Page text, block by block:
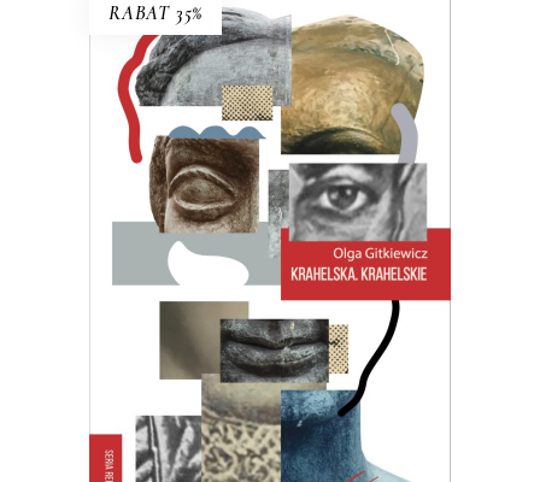
RABAT 35%
KRAHELSKA. KRAHELSKIE
Halina, Wanda, Krystyna. Trzy kobiety,
jedno nazwisko. Legendarna
inspektorka pracy, zamachowczyni z
dobrego domu, warszawska Syrenka.
Często je mylono, jeden życiorys
rozpisywano na trzy albo – częściej –
trzy zlepiano w jeden…
42.00zł 27.30zł
KSIĄŻKA DO KOSZYKA